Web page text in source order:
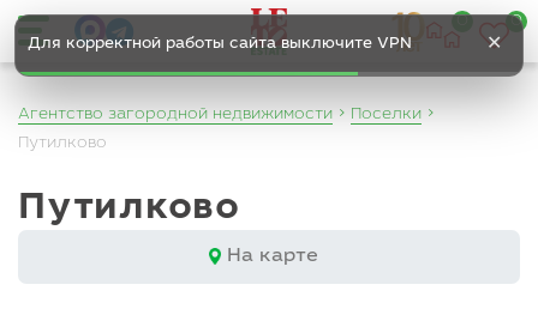
Для корректной работы сайта выключите VPN ✕
0
Агентство загородной недвижимости
Поселки
Путилково
Путилково
На карте